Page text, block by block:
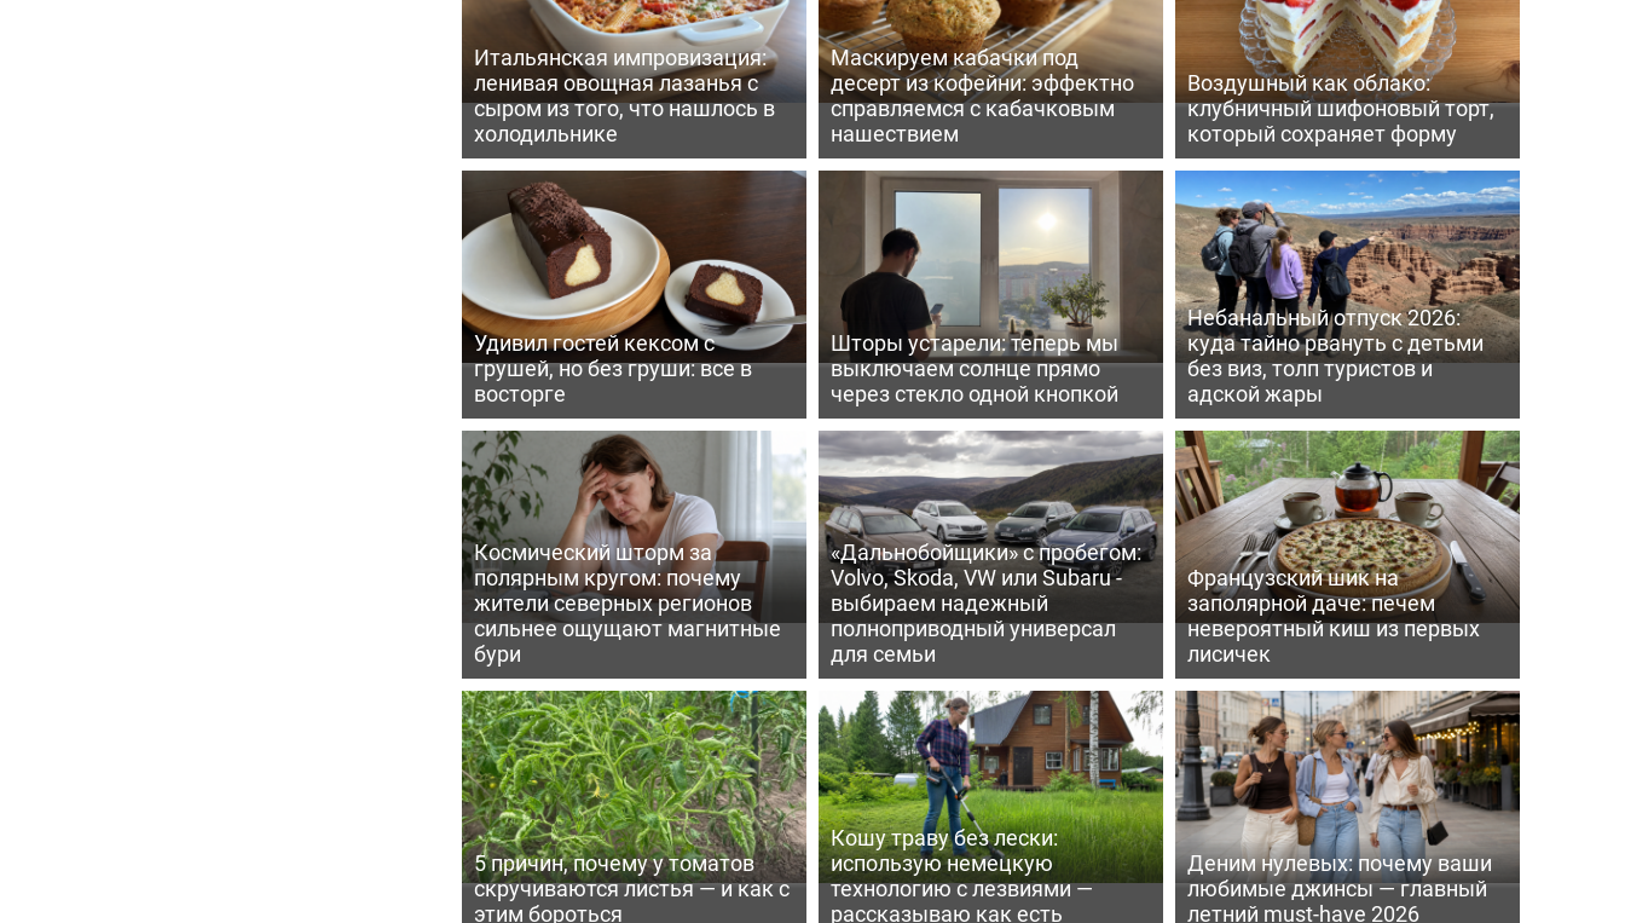
Итальянская импровизация:
ленивая овощная лазанья с
сыром из того, что нашлось в
холодильнике
Маскируем кабачки под
десерт из кофейни: эффектно
справляемся с кабачковым
нашествием
Воздушный как облако:
клубничный шифоновый торт,
который сохраняет форму
Удивил гостей кексом с
грушей, но без груши: все в
восторге
Шторы устарели: теперь мы
выключаем солнце прямо
через стекло одной кнопкой
Небанальный отпуск 2026:
куда тайно рвануть с детьми
без виз, толп туристов и
адской жары
Космический шторм за
полярным кругом: почему
жители северных регионов
сильнее ощущают магнитные
бури
«Дальнобойщики» с пробегом:
Volvo, Skoda, VW или Subaru -
выбираем надежный
полноприводный универсал
для семьи
Французский шик на
заполярной даче: печем
невероятный киш из первых
лисичек
5 причин, почему у томатов
скручиваются листья — и как с
этим бороться
Кошу траву без лески:
использую немецкую
технологию с лезвиями —
рассказываю как есть
Деним нулевых: почему ваши
любимые джинсы — главный
летний must-have 2026